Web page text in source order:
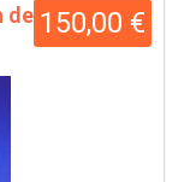
150,00 €
de